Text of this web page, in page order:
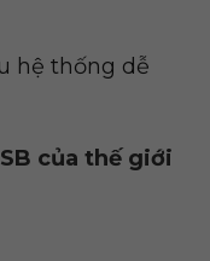
hệ thống dễ
của thế giới